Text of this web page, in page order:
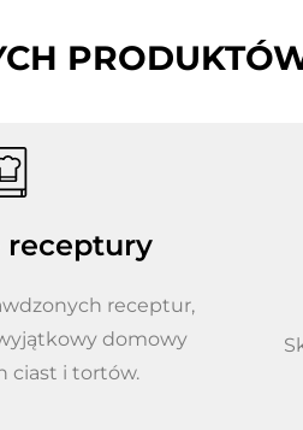
receptury
receptur,
domowy
ciast i tortów.